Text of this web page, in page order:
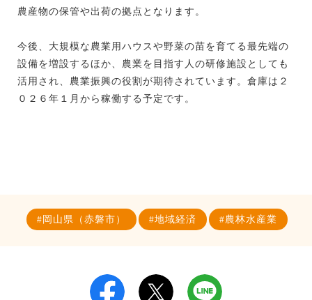
農産物の保管や出荷の拠点となります。
今後、大規模な農業用ハウスや野菜の苗を育てる最先端の
設備を増設するほか、農業を目指す人の研修施設としても
活用され、農業振興の役割が期待されています。倉庫は２
０２６年１月から稼働する予定です。
岡山県（赤磐市） 地域経済 農林水産業